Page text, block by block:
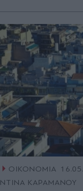
ΟΙΚΟΝΟΜΙΑ
ΝΤΙΝΑ ΚΑΡΑΜΑΝΟΥ